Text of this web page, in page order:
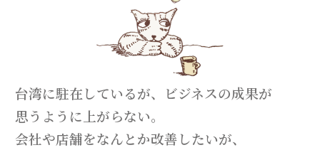
台湾に駐在しているが、ビジネスの成果が
思うように上がらない。
会社や店舗をなんとか改善したいが、